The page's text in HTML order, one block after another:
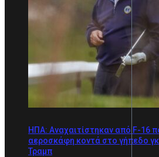
ΗΠΑ: Αναχαιτίστηκαν από F-16
αεροσκάφη κοντά στο γήπεδο
Τραμπ